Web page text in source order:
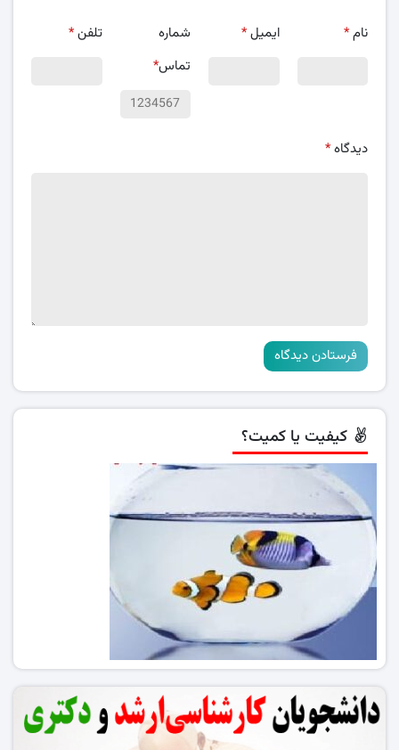
نام* ایمیل*
شماره
تماس*
تلفن*
دیدگاه*
کیفیت یا کمیت؟